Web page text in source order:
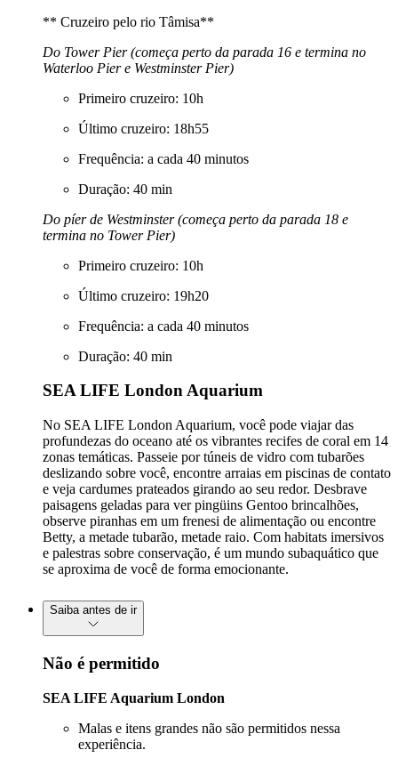
** Cruzeiro pelo rio Tâmisa**
Do Tower Pier (começa perto da parada 16 e termina no
Waterloo Pier e Westminster Pier)
Primeiro cruzeiro: 10h
Último cruzeiro: 18h55
Frequência: a cada 40 minutos
Duração: 40 min
Do píer de Westminster (começa perto da parada 18 e
termina no Tower Pier)
Primeiro cruzeiro: 10h
Último cruzeiro: 19h20
Frequência: a cada 40 minutos
Duração: 40 min
SEA LIFE London Aquarium
No SEA LIFE London Aquarium, você pode viajar das
profundezas do oceano até os vibrantes recifes de coral em 14
zonas temáticas. Passeie por túneis de vidro com tubarões
deslizando sobre você, encontre arraias em piscinas de contato
e veja cardumes prateados girando ao seu redor. Desbrave
paisagens geladas para ver pingüins Gentoo brincalhões,
observe piranhas em um frenesi de alimentação ou encontre
Betty, a metade tubarão, metade raio. Com habitats imersivos
e palestras sobre conservação, é um mundo subaquático que
se aproxima de você de forma emocionante.
Saiba antes de ir
Não é permitido
SEA LIFE Aquarium London
Malas e itens grandes não são permitidos nessa
experiência.